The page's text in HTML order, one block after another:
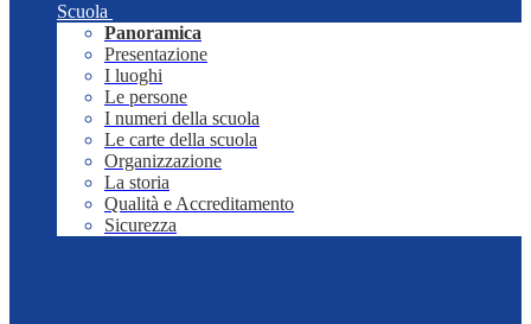
Scuola
Panoramica
Presentazione
I luoghi
Le persone
I numeri della scuola
Le carte della scuola
Organizzazione
La storia
Qualità e Accreditamento
Sicurezza